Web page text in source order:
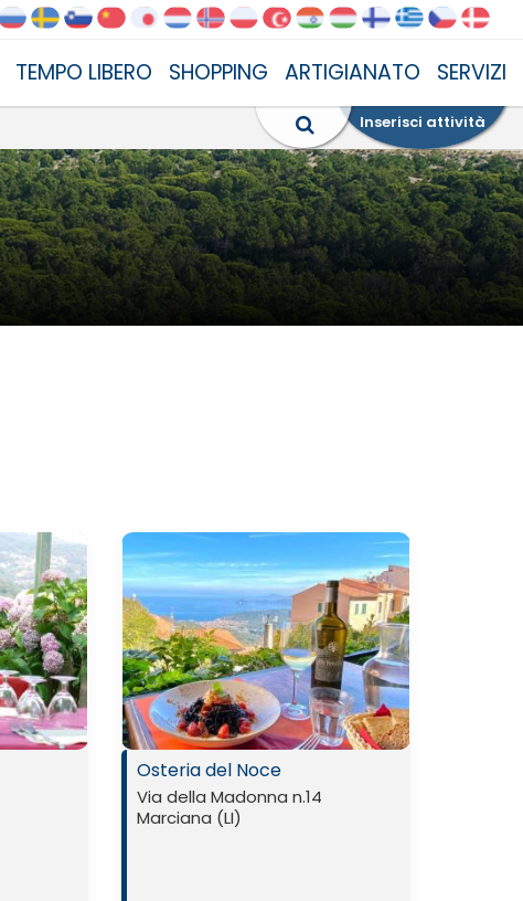
Inserisci attività
TEMPO LIBERO SHOPPING ARTIGIANATO SERVIZI
Osteria del Noce
Via della Madonna n.14
Marciana (LI)